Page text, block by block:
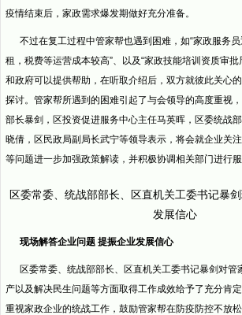
疫情结束后，家政需求爆发期做好充分准备。
不过在复工过程中管家帮也遇到困难，如“家政服务员
租，税费等运营成本较高”、以及“家政技能培训资质审
和政府可以提供帮助，在听取介绍后，双方就彼此关心
探讨。管家帮所遇到的困难引起了与会领导的高度重视
部长暴剑，区投资促进服务中心主任马英晖，区委统战
晓倩，区民政局副局长武宁等领导表示，将会就企业关
等问题进一步加强政策解读，并积极协调相关部门进行服
区委常委、统战部部长、区直机关工委书记暴
发展信心
现场解答企业问题 提振企业发展信心
区委常委、统战部部长、区直机关工委书记暴剑对管
产以及解决民生问题等方面取得工作成效给予了充分肯
重视家政企业的统战工作，鼓励管家帮在防疫防控不放